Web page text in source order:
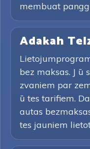
membuat
Adakah
bez maksas. J
zvaniem par
ū tes tarifiem.
autas
tes jauniem